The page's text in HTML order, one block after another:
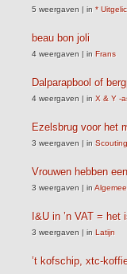
5 weergaven | in *
beau bon joli
4 weergaven | in Frans
Dalparapbool of
4 weergaven | in X & Y -
Ezelsbrug voor het
3 weergaven | in Scouting
Vrouwen hebben
3 weergaven | in
I&U in ’n VAT =
3 weergaven | in Latijn
’t kofschip, xtc-